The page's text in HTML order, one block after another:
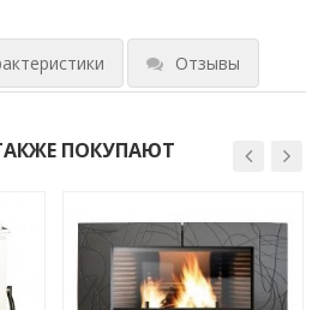
Отзывы
ПОКУПАЮТ